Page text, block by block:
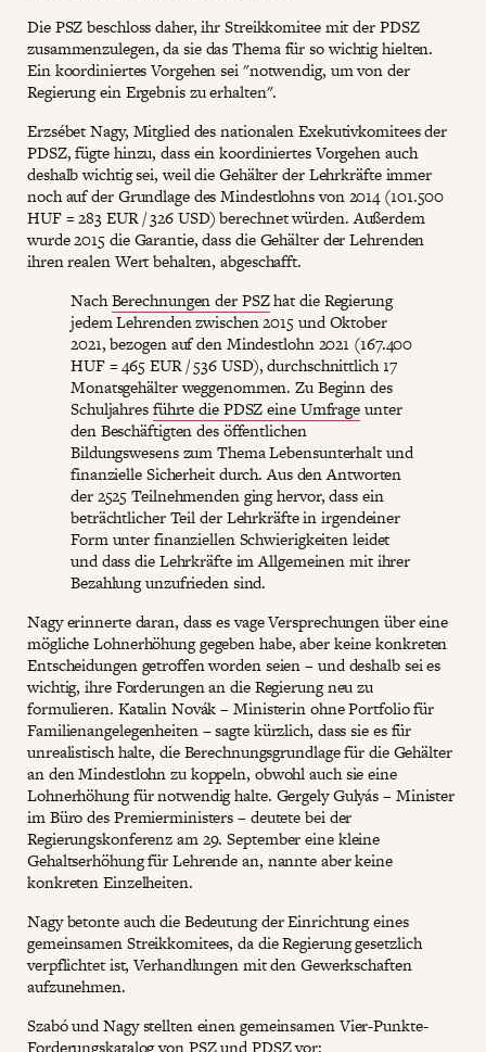
Die PSZ beschloss daher, ihr Streikkomitee mit der PDSZ
zusammenzulegen, da sie das Thema für so wichtig hielten.
Ein koordiniertes Vorgehen sei "notwendig, um von der
Regierung ein Ergebnis zu erhalten".
Erzsébet Nagy, Mitglied des nationalen Exekutivkomitees der
PDSZ, fügte hinzu, dass ein koordiniertes Vorgehen auch
deshalb wichtig sei, weil die Gehälter der Lehrkräfte immer
noch auf der Grundlage des Mindestlohns von 2014 (101.500
HUF = 283 EUR / 326 USD) berechnet würden. Außerdem
wurde 2015 die Garantie, dass die Gehälter der Lehrenden
ihren realen Wert behalten, abgeschafft.
NachBerechnungen der PSZhat die Regierung
jedem Lehrenden zwischen 2015 und Oktober
2021, bezogen auf den Mindestlohn 2021 (167.400
HUF = 465 EUR / 536 USD), durchschnittlich 17
Monatsgehälter weggenommen. Zu Beginn des
Schuljahresführte die PDSZ eine Umfrageunter
den Beschäftigten des öffentlichen
Bildungswesens zum Thema Lebensunterhalt und
finanzielle Sicherheit durch. Aus den Antworten
der 2525 Teilnehmenden ging hervor, dass ein
beträchtlicher Teil der Lehrkräfte in irgendeiner
Form unter finanziellen Schwierigkeiten leidet
und dass die Lehrkräfte im Allgemeinen mit ihrer
Bezahlung unzufrieden sind.
Nagy erinnerte daran, dass es vage Versprechungen über eine
mögliche Lohnerhöhung gegeben habe, aber keine konkreten
Entscheidungen getroffen worden seien – und deshalb sei es
wichtig, ihre Forderungen an die Regierung neu zu
formulieren. Katalin Novák – Ministerin ohne Portfolio für
Familienangelegenheiten – sagte kürzlich, dass sie es für
unrealistisch halte, die Berechnungsgrundlage für die Gehälter
an den Mindestlohn zu koppeln, obwohl auch sie eine
Lohnerhöhung für notwendig halte. Gergely Gulyás – Minister
im Büro des Premierministers – deutete bei der
Regierungskonferenz am 29. September eine kleine
Gehaltserhöhung für Lehrende an, nannte aber keine
konkreten Einzelheiten.
Nagy betonte auch die Bedeutung der Einrichtung eines
gemeinsamen Streikkomitees, da die Regierung gesetzlich
verpflichtet ist, Verhandlungen mit den Gewerkschaften
aufzunehmen.
Szabó und Nagy stellten einen gemeinsamen Vier-Punkte-
Forderungskatalog von PSZ und PDSZ vor: